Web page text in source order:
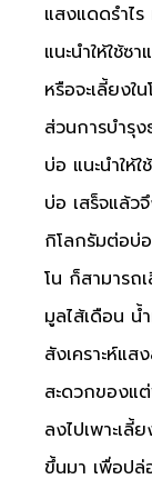
แสงแดดรำไ
แนะนำให้ใช้ซ
หรือจะเลี้ยงใ
ส่วนการบำรุ
บ่อ แนะนำให้
บ่อ เสร็จแล้ว
กิโลกรัมต่อบ่
โน ก็สามารถ
มูลไส้เดือน
สังเคราะห์แส
สะดวกของ
ลงไปเพาะเลี้
ขึ้นมา เพื่อปล่